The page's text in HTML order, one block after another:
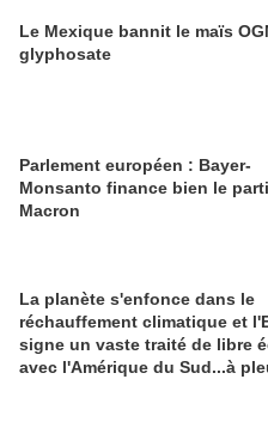
Le Mexique bannit le maïs
glyphosate
Parlement européen : Bayer-
Monsanto finance bien le
Macron
La planète s'enfonce dans le
réchauffement climatique et
signe un vaste traité de libre
avec l'Amérique du Sud...à